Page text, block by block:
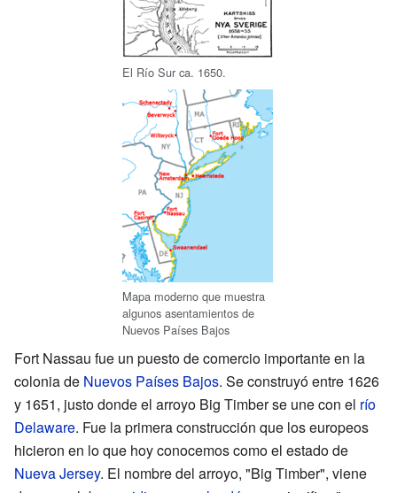
El Río Sur ca. 1650.
Mapa moderno que muestra
algunos asentamientos de
Nuevos Países Bajos
Fort Nassau fue un puesto de comercio importante en la
colonia de Nuevos Países Bajos. Se construyó entre 1626
y 1651, justo donde el arroyo Big Timber se une con el río
Delaware. Fue la primera construcción que los europeos
hicieron en lo que hoy conocemos como el estado de
Nueva Jersey. El nombre del arroyo, "Big Timber", viene